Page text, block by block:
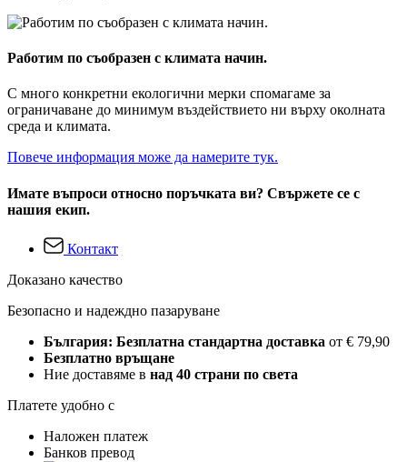
Работим по съобразен с климата начин.
С много конкретни екологични мерки спомагаме за
ограничаване до минимум въздействието ни върху околната
среда и климата.
Повече информация може да намерите тук.
Имате въпроси относно поръчката ви? Свържете се с
нашия екип.
Контакт
Доказано качество
Безопасно и надеждно пазаруване
България: Безплатна стандартна доставка от € 79,90
Безплатно връщане
Ние доставяме в над 40 страни по света
Платете удобно с
Наложен платеж
Банков превод